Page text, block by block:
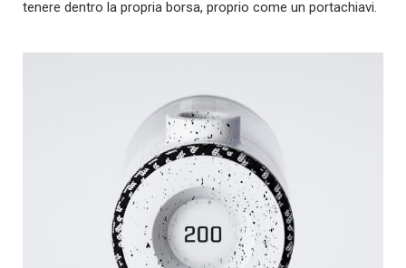
tenere dentro la propria borsa, proprio come un portachiavi.